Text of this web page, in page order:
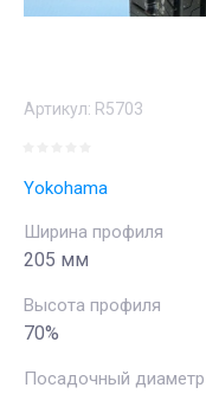
Артикул: R5703
Yokohama
Ширина профиля
205 мм
Высота профиля
70%
Посадочный диаметр